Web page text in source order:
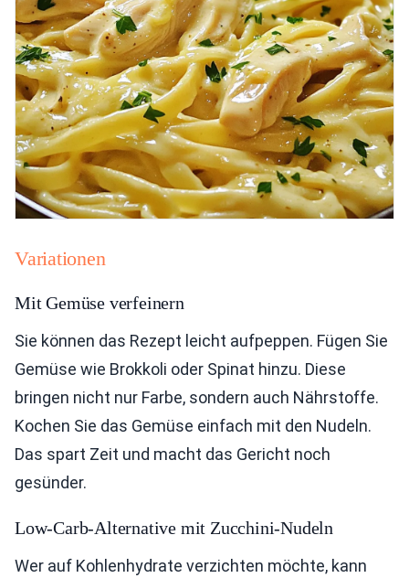
Variationen
Mit Gemüse verfeinern
Sie können das Rezept leicht aufpeppen. Fügen Sie
Gemüse wie Brokkoli oder Spinat hinzu. Diese
bringen nicht nur Farbe, sondern auch Nährstoffe.
Kochen Sie das Gemüse einfach mit den Nudeln.
Das spart Zeit und macht das Gericht noch
gesünder.
Low-Carb-Alternative mit Zucchini-Nudeln
Wer auf Kohlenhydrate verzichten möchte, kann